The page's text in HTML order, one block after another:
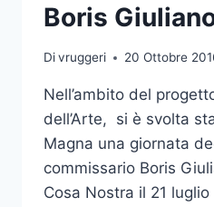
Boris
Divruggeri 20 Ottobre
Nell’ambito del
dell’Arte, si è svolta
Magna una giornata
commissario Boris
Cosa Nostra il 21